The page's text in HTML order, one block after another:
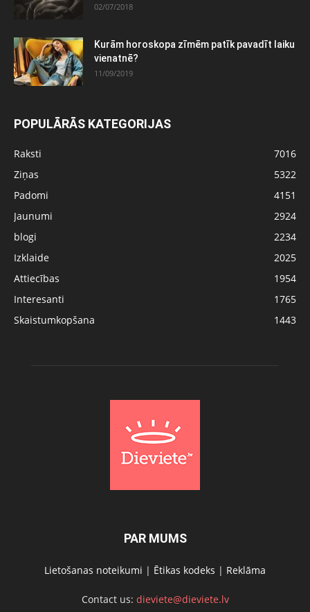
02/07/2018
Kurām horoskopa zīmēm patīk pavadīt laiku
vienatnē?
11/09/2019
POPULĀRĀS KATEGORIJAS
Raksti
7016
Ziņas
5322
Padomi
4151
Jaunumi
2924
blogi
2234
Izklaide
2025
Attiecības
1954
Interesanti
1765
Skaistumkopšana
1443
PAR MUMS
Lietošanas noteikumi | Ētikas kodeks | Reklāma
Contact us: dieviete@dieviete.lv